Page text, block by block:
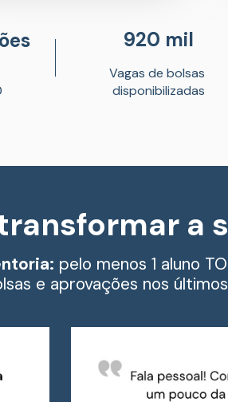
920 mil
Vagas de bolsas
disponibilizadas
a
pelo menos 1 aluno
e aprovações nos